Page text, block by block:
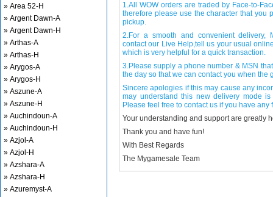
» Area 52-H
» Argent Dawn-A
» Argent Dawn-H
» Arthas-A
» Arthas-H
» Arygos-A
» Arygos-H
» Aszune-A
» Aszune-H
» Auchindoun-A
» Auchindoun-H
» Azjol-A
» Azjol-H
» Azshara-A
» Azshara-H
» Azuremyst-A
1.All WOW orders are traded by Face-to-
therefore please use the character that you
pickup.
2.For a smooth and convenient delivery,
contact our Live Help,tell us your usual
which is very helpful for a quick transaction.
3.Please supply a phone number & MSN
the day so that we can contact you when the
Sincere apologies if this may cause any
may understand this new delivery mode
Please feel free to contact us if you have any
Your understanding and support are greatly
Thank you and have fun!
With Best Regards
The Mygamesale Team